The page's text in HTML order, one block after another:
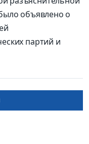
объявлено о
партий и